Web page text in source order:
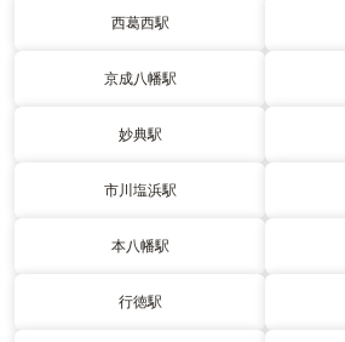
西葛西駅
京成八幡駅
妙典駅
市川塩浜駅
本八幡駅
行徳駅